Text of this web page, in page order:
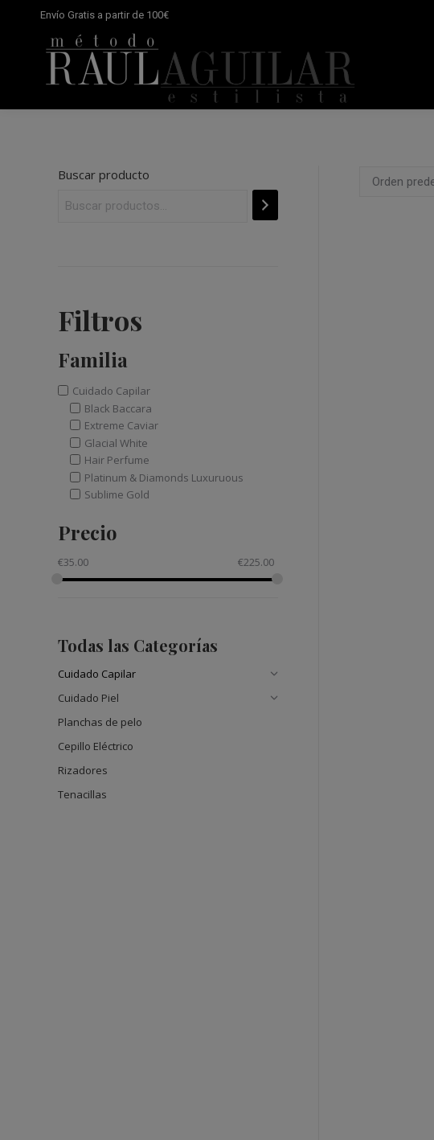
Envío Gratis a partir de 100€
Buscar producto
Filtros
Familia
Cuidado Capilar
Black Baccara
Extreme Caviar
Glacial White
Hair Perfume
Platinum & Diamonds Luxuruous
Sublime Gold
Precio
€35.00 €225.00
Todas las Categorías
Cuidado Capilar
Cuidado Piel
Planchas de pelo
Cepillo Eléctrico
Rizadores
Tenacillas